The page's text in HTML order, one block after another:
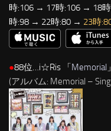
時:106 → 17時:106 → 18
時:98 → 22時:80 → 23時
●88位…i☆Ris 「Memorial 」
(アルバム: Memorial –